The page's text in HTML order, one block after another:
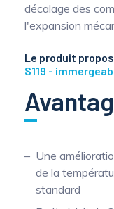
décalage des
l'expansion
Le produit
S119 -
Une
de la
standard